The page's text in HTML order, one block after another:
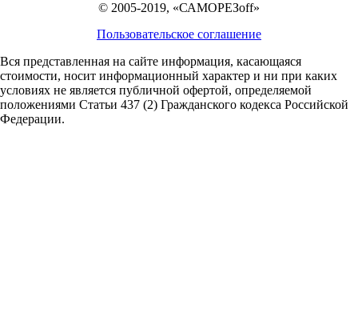
© 2005-2019, «САМОРЕЗoff»
Пользовательское соглашение
Вся представленная на сайте информация, касающаяся
стоимости, носит информационный характер и ни при каких
условиях не является публичной офертой, определяемой
положениями Статьи 437 (2) Гражданского кодекса Российской
Федерации.